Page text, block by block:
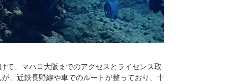
て、マハロ大阪までのアクセスとライセンス取
、近鉄長野線や車でのルートが整っており、十